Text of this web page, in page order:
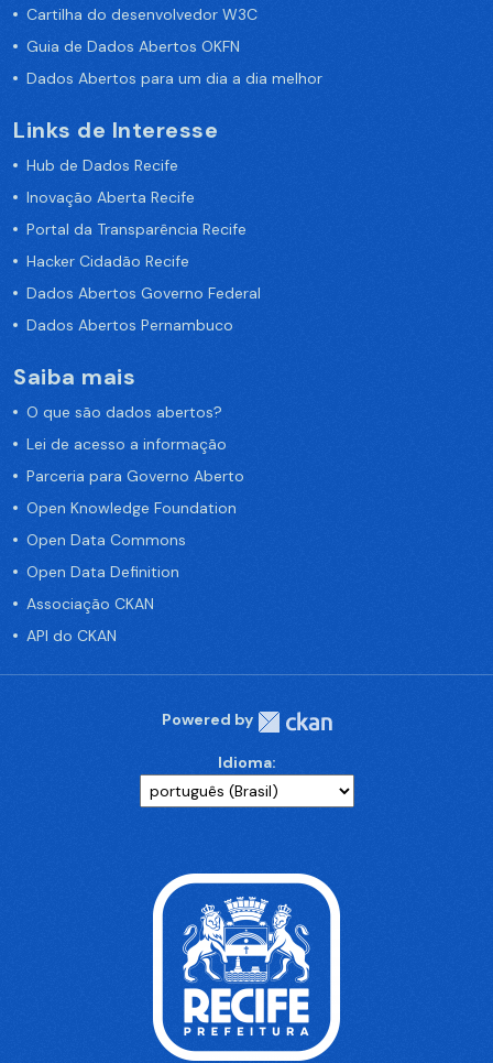
Cartilha do desenvolvedor W3C
Guia de Dados Abertos OKFN
Dados Abertos para um dia a dia melhor
Links de Interesse
Hub de Dados Recife
Inovação Aberta Recife
Portal da Transparência Recife
Hacker Cidadão Recife
Dados Abertos Governo Federal
Dados Abertos Pernambuco
Saiba mais
O que são dados abertos?
Lei de acesso a informação
Parceria para Governo Aberto
Open Knowledge Foundation
Open Data Commons
Open Data Definition
Associação CKAN
API do CKAN
Powered by
Idioma